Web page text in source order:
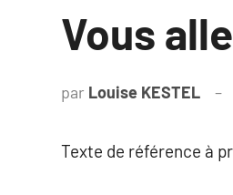
Vous
par Louise KESTEL
Texte de référence à